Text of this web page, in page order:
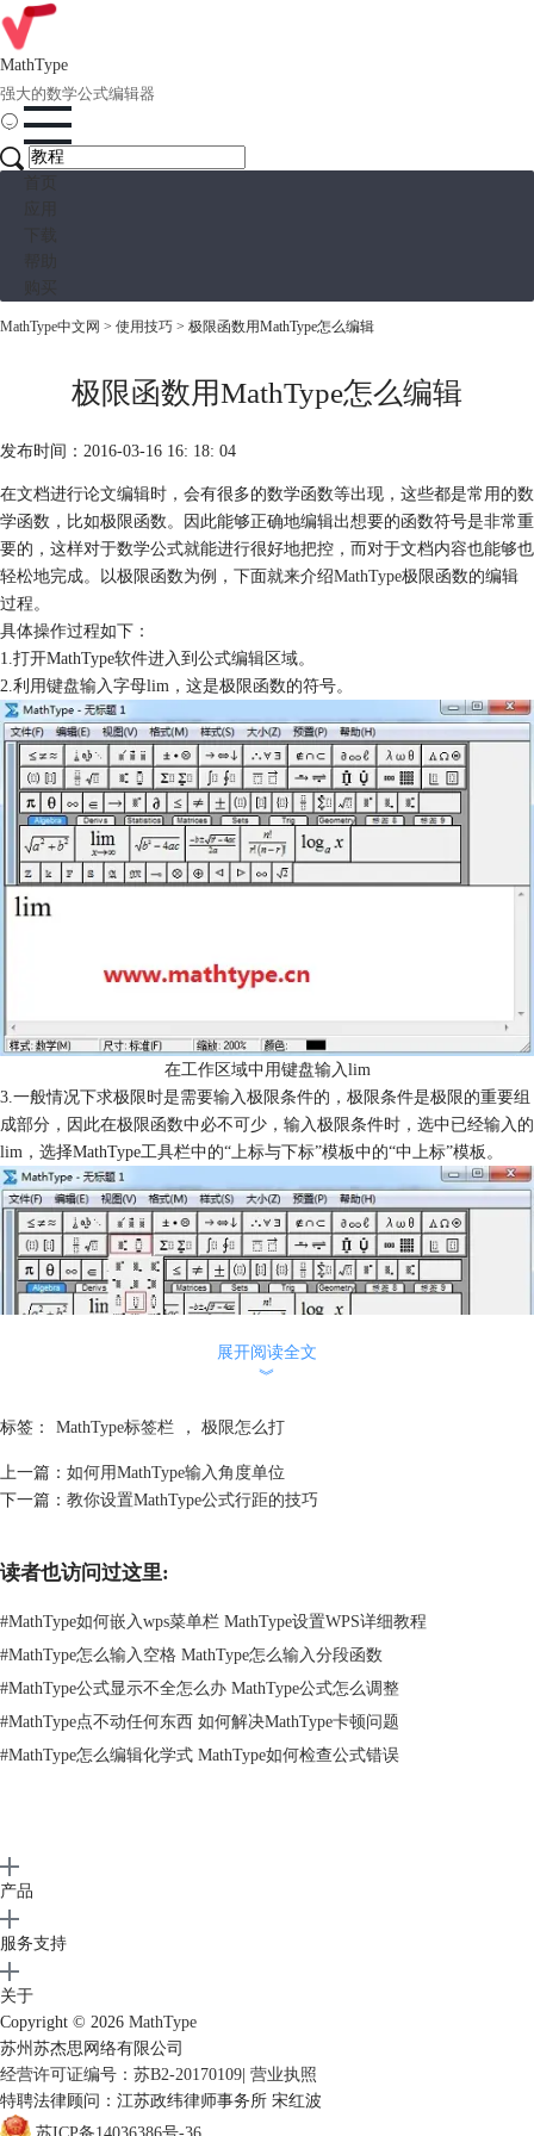
MathType
强大的数学公式编辑器
MathType中文网 > 使用技巧 > 极限函数用MathType怎么编辑
极限函数用MathType怎么编辑
发布时间：2016-03-16 16: 18: 04
在文档进行论文编辑时，会有很多的数学函数等出现，这些都是常用的数
学函数，比如极限函数。因此能够正确地编辑出想要的函数符号是非常重
要的，这样对于数学公式就能进行很好地把控，而对于文档内容也能够也
轻松地完成。以极限函数为例，下面就来介绍MathType极限函数的编辑
过程。
具体操作过程如下：
1.打开MathType软件进入到公式编辑区域。
2.利用键盘输入字母lim，这是极限函数的符号。
在工作区域中用键盘输入lim
3.一般情况下求极限时是需要输入极限条件的，极限条件是极限的重要组
成部分，因此在极限函数中必不可少，输入极限条件时，选中已经输入的
lim，选择MathType工具栏中的“上标与下标”模板中的“中上标”模板。
4.在下面的虚框中输入极限条件，比如x趋近于0，则用键盘输入x后，再
提示：a.步骤2与步骤3可以调换顺序，即先使用中上标模板后再输入
lim，它们的顺序并不影响整个极限符号的输入。
b.如果极限条件是趋近于无穷，则使用“杂项符号”中的“无限”符号即可。
展开阅读全文
︾
标签： MathType标签栏 ， 极限怎么打
上一篇： 如何用MathType输入角度单位
下一篇： 教你设置MathType公式行距的技巧
读者也访问过这里:
#MathType如何嵌入wps菜单栏 MathType设置WPS详细教程
#MathType怎么输入空格 MathType怎么输入分段函数
#MathType公式显示不全怎么办 MathType公式怎么调整
#MathType点不动任何东西 如何解决MathType卡顿问题
#MathType怎么编辑化学式 MathType如何检查公式错误
产品
服务支持
关于
Copyright © 2026 MathType
苏州苏杰思网络有限公司
经营许可证编号：苏B2-20170109 营业执照
特聘法律顾问：江苏政纬律师事务所 宋红波